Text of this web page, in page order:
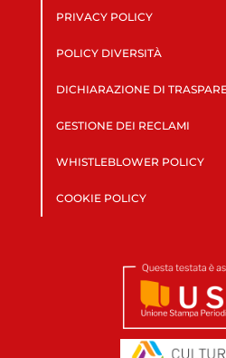
PRIVACY POLICY
POLICY DIVERSITÀ
DICHIARAZIONE DI
GESTIONE DEI RECLAMI
WHISTLEBLOWER POLICY
COOKIE POLICY